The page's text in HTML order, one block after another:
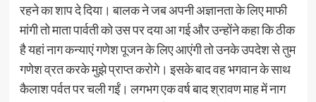
रहने का शाप दे दिया। बालक ने जब अपनी अज्ञानता के लिए माफी
मांगी तो माता पार्वती को उस पर दया आ गई और उन्होंने कहा कि ठीक
है यहां नाग कन्याएं गणेश पूजन के लिए आएंगी तो उनके उपदेश से तुम
गणेश व्रत करके मुझे प्राप्त करोगे। इसके बाद वह भगवान के साथ
कैलाश पर्वत पर चली गईं। लगभग एक वर्ष बाद श्रावण माह में नाग